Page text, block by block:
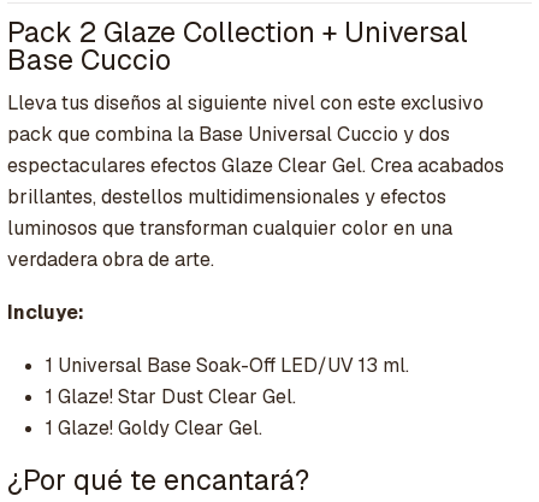
Pack 2 Glaze Collection + Universal
Base Cuccio
Lleva tus diseños al siguiente nivel con este exclusivo
pack que combina la Base Universal Cuccio y dos
espectaculares efectos Glaze Clear Gel. Crea acabados
brillantes, destellos multidimensionales y efectos
luminosos que transforman cualquier color en una
verdadera obra de arte.
Incluye:
1 Universal Base Soak-Off LED/UV 13 ml.
1 Glaze! Star Dust Clear Gel.
1 Glaze! Goldy Clear Gel.
¿Por qué te encantará?